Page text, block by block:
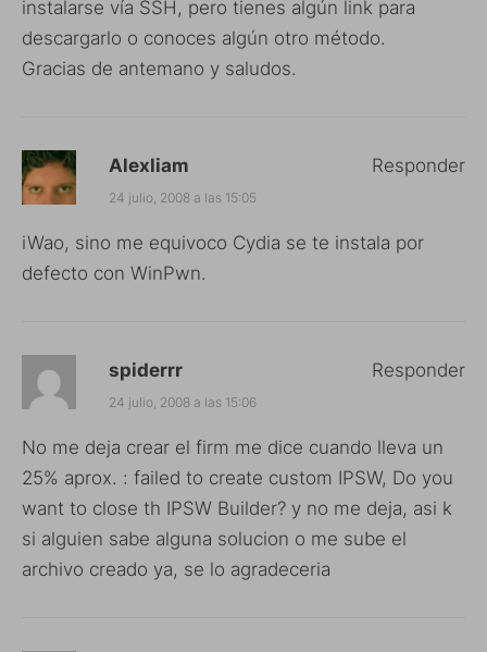
instalarse vía SSH, pero tienes algún link para
descargarlo o conoces algún otro método.
Gracias de antemano y saludos.
Alexliam
24 julio, 2008 a las 15:05
iWao, sino me equivoco Cydia se te instala por
defecto con WinPwn.
Responder
spiderrr
24 julio, 2008 a las 15:06
No me deja crear el firm me dice cuando lleva un
25% aprox. : failed to create custom IPSW, Do you
want to close th IPSW Builder? y no me deja, asi k
si alguien sabe alguna solucion o me sube el
archivo creado ya, se lo agradeceria
Responder